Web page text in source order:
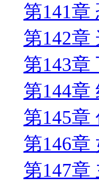
第141章
第142章
第143章
第144章
第145章
第146章
第147章